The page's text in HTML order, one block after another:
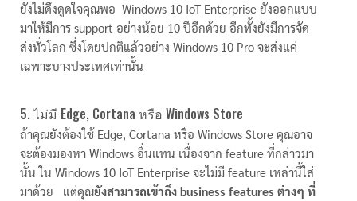
ยังไม่ดึงดูดใจคุณพอ Windows 10 IoT Enterprise ยังออกแบบ
มาให้มีการ support อย่างน้อย 10 ปีอีกด้วย อีกทั้งยังมีการจัด
ส่งทั่วโลก ซึ่งโดยปกติแล้วอย่าง Windows 10 Pro จะส่งแค่
เฉพาะบางประเทศเท่านั้น
5. ไม่มี Edge, Cortana หรือ Windows Store
ถ้าคุณยังต้องใช้ Edge, Cortana หรือ Windows Store คุณอาจ
จะต้องมองหา Windows อื่นแทน เนื่องจาก feature ที่กล่าวมา
นั้น ใน Windows 10 IoT Enterprise จะไม่มี feature เหล่านี้ใส่
มาด้วย แต่คุณยังสามารถเข้าถึง business features ต่างๆ ที่